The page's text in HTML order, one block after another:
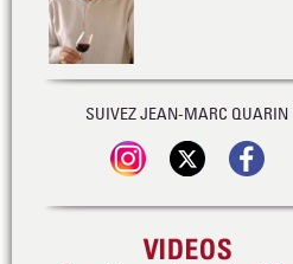
SUIVEZ JEAN-MARC QUARIN